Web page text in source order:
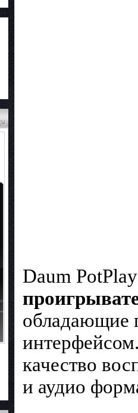
Daum
обладающие
качество
и аудио